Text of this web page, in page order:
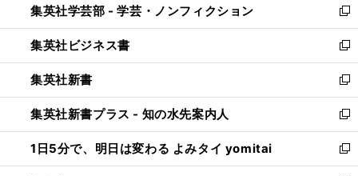
く
で
開
く
ド
ウ
で
開
く
ィ
ン
ド
ウ
で
開
く
集英社学芸部 - 学芸・ノンフィクション
新
し
い
ウ
ィ
ン
ド
ウ
で
開
集英社ビジネス書
新
し
い
ウ
ィ
ン
ド
ウ
集英社新書
新
し
い
ウ
ィ
ン
集英社新書プラス - 知の水先案内人
新
し
い
ウ
1日5分で、明日は変わる よみタイ yomitai
新
し